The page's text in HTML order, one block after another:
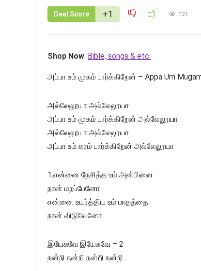
Deal Score +1 131
Shop Now: Bible, songs & etc
அப்பா உம் முகம் பார்க்கிறேன் – Appa Um
அல்லேலூயா அல்லேலூயா
அப்பா உம் முகம் பார்க்கிறேன் அல்லேலூயா
அல்லேலூயா அல்லேலூயா
அப்பா உம் கரம் பார்க்கிறேன் அல்லேலூயா
1.என்னை நேசித்த உம் அன்பினை
நான் மறப்பேனோ
என்னை உயர்த்திய உம் பாதத்தை
நான் விடுவேனோ
இயேசுவே இயேசுவே – 2
நன்றி நன்றி நன்றி நன்றி